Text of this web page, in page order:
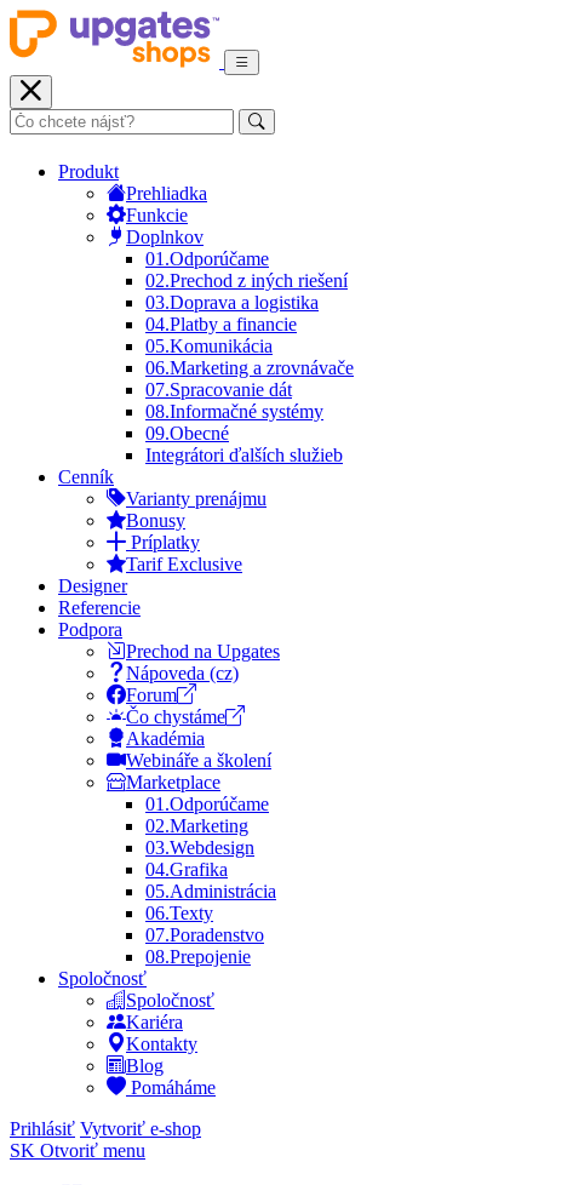
Produkt
Prehliadka
Funkcie
Doplnkov
01.Odporúčame
02.Prechod z iných riešení
03.Doprava a logistika
04.Platby a financie
05.Komunikácia
06.Marketing a zrovnávače
07.Spracovanie dát
08.Informačné systémy
09.Obecné
Integrátori ďalších služieb
Cenník
Varianty prenájmu
Bonusy
Príplatky
Tarif Exclusive
Designer
Referencie
Podpora
Prechod na Upgates
Nápoveda (cz)
Forum
Čo chystáme
Akadémia
Webináře a školení
Marketplace
01.Odporúčame
02.Marketing
03.Webdesign
04.Grafika
05.Administrácia
06.Texty
07.Poradenstvo
08.Prepojenie
Spoločnosť
Spoločnosť
Kariéra
Kontakty
Blog
Pomáháme
Prihlásiť Vytvoriť e-shop
SK Otvoriť menu